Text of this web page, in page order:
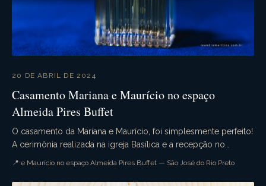
20 DE ABRIL DE 2024
Casamento Mariana e Maurício no espaço
Almeida Pires Buffet
O casamento da Mariana e Maurício, foi simplesmente perfeito!
A cerimônia realizada na igreja Basílica e a recepção no
📍 e Maurício no espaço Almeida Pires Buffet — São José do Rio Preto